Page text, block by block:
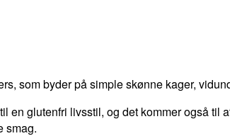
som byder på simple skønne kager,
en glutenfri livsstil, og det kommer også
smag.